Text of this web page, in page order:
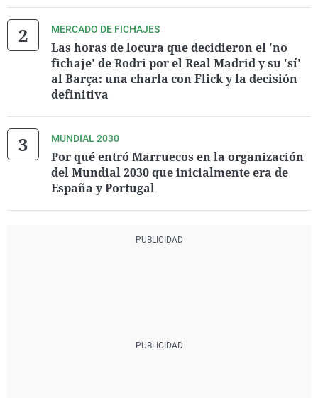
MERCADO DE FICHAJES
Las horas de locura que decidieron el 'no
fichaje' de Rodri por el Real Madrid y su 'sí'
al Barça: una charla con Flick y la decisión
definitiva
MUNDIAL 2030
Por qué entró Marruecos en la organización
del Mundial 2030 que inicialmente era de
España y Portugal